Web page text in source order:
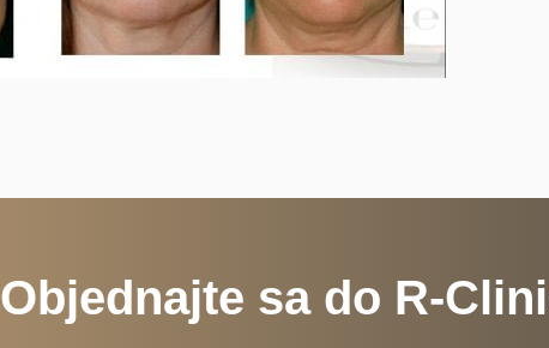
Objednajte sa do R-